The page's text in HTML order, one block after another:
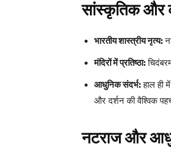
सांस्कृतिक और
भारतीय शास्त्रीय नृत्य:
मंदिरों में प्रतिष्ठा:
आधुनिक संदर्भ:हाल ही
और दर्शन की वैश्विक
नटराज और